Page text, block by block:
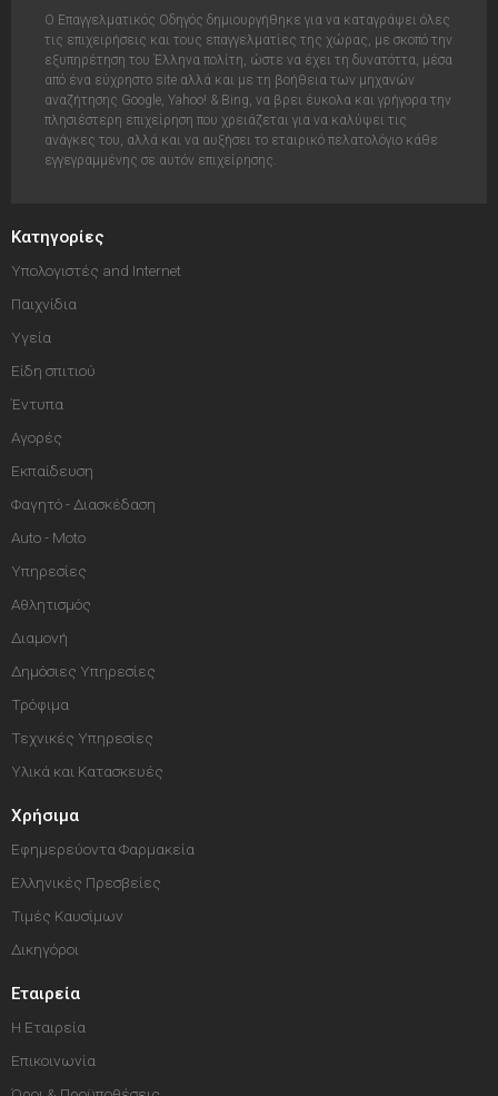
Ο Επαγγελματικός Οδηγός δημιουργήθηκε για να καταγράψει όλες
τις επιχειρήσεις και τους επαγγελματίες της χώρας, με σκοπό την
εξυπηρέτηση του Έλληνα πολίτη, ώστε να έχει τη δυνατόττα, μέσα
από ένα εύχρηστο site αλλά και με τη βοήθεια των μηχανών
αναζήτησης Google, Yahoo! & Bing, να βρει έυκολα και γρήγορα την
πλησιέστερη επιχείρηση που χρειάζεται για να καλύψει τις
ανάγκες του, αλλά και να αυξήσει το εταιρικό πελατολόγιο κάθε
εγγεγραμμένης σε αυτόν επιχείρησης.
Κατηγορίες
Υπολογιστές and Internet
Παιχνίδια
Υγεία
Είδη σπιτιού
Έντυπα
Αγορές
Εκπαίδευση
Φαγητό - Διασκέδαση
Auto - Moto
Υπηρεσίες
Αθλητισμός
Διαμονή
Δημόσιες Υπηρεσίες
Τρόφιμα
Τεχνικές Υπηρεσίες
Υλικά και Κατασκευές
Χρήσιμα
Εφημερεύοντα Φαρμακεία
Ελληνικές Πρεσβείες
Τιμές Καυσίμων
Δικηγόροι
Εταιρεία
Η Εταιρεία
Επικοινωνία